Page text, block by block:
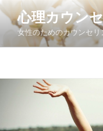
コ
ン
ン
心理カウン
女性のためのカウンセ